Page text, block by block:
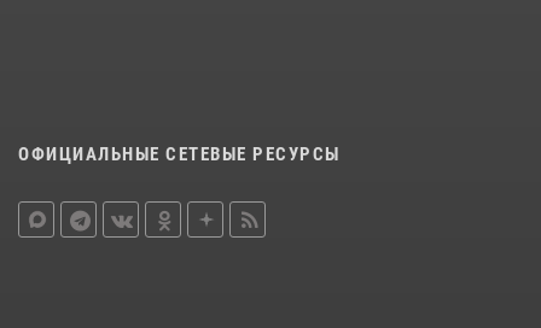
ОФИЦИАЛЬНЫЕ СЕТЕВЫЕ РЕСУРСЫ